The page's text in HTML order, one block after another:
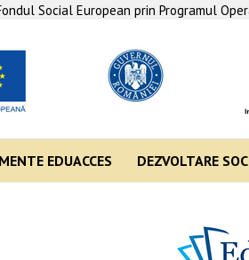
Social European prin Programul
EDUACCES DEZVOLTARE